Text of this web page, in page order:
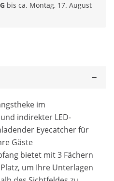
bis ca. Montag, 17. August
im
indirekter LED-
Eyecatcher für
Gäste
bietet mit 3 Fächern
um Ihre Unterlagen